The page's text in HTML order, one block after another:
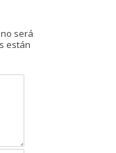
será
están